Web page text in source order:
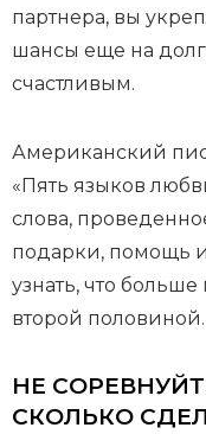
партнера, вы
шансы еще на
счастливым.
Американский
«Пять языков
слова,
подарки, помощь
узнать, что
второй половиной.
НЕ
СКОЛЬКО